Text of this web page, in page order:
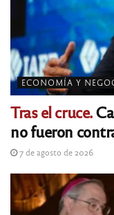
ECONOMÍA Y
Tras el cruce.
no fueron
7 de agosto de 2026